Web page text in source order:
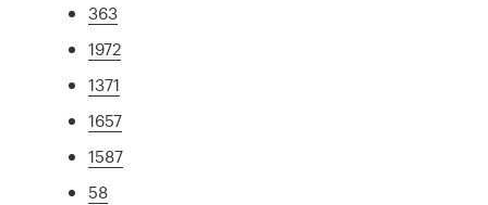
363
1972
1371
1657
1587
58